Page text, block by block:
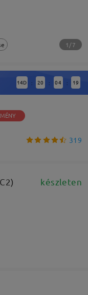
1/7
14D : 20 : 04 : 19
319
készleten